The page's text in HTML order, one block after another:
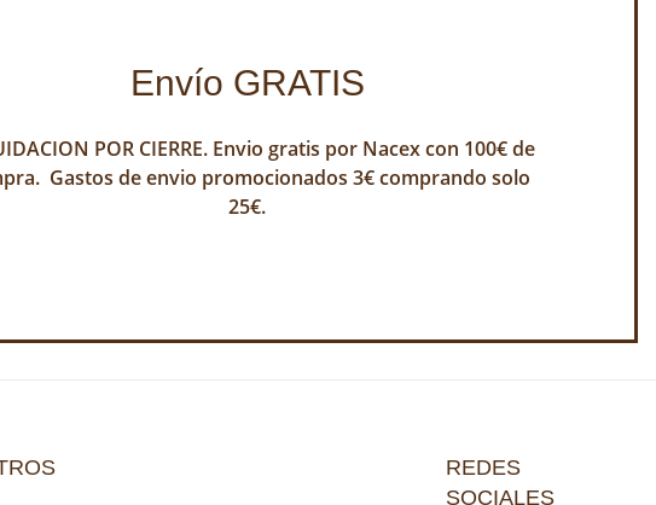
Envío GRATIS
POR CIERRE. Envio gratis por Nacex con 100€ de
Gastos de envio promocionados 3€ comprando solo
25€.
REDES
SOCIALES